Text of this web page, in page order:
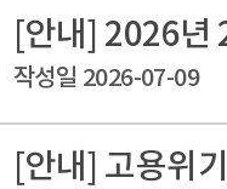
[안내] 2026년
작성일 2026-07-09
[안내] 고용위